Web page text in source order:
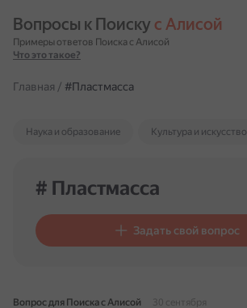
Вопросы к Поиску с Алисой
Примеры ответов Поиска с Алисой
Что это такое?
Главная / #Пластмасса
Наука и образование Культура и искусство
# Пластмасса
Задать свой вопрос
Вопрос для Поиска с Алисой
30 сентября